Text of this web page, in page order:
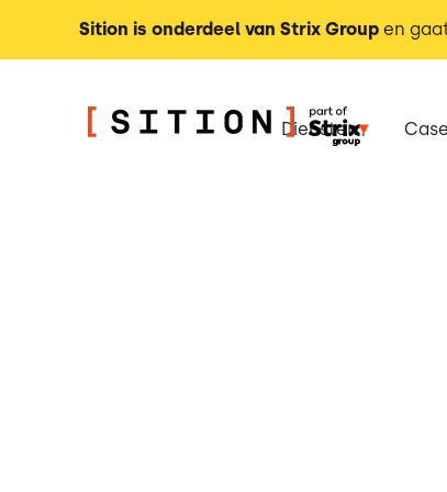
Sition is onderdeel van Strix Group en
Diensten